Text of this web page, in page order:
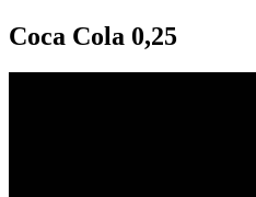
Coca Cola 0,25